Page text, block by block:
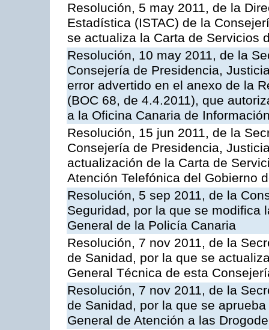
Resolución, 5 may 2011, de la
Estadística (ISTAC) de la
se actualiza la Carta de Servicios
Resolución, 10 may 2011, de la
Consejería de Presidencia,
error advertido en el anexo de la
(BOC 68, de 4.4.2011), que
a la Oficina Canaria de
Resolución, 15 jun 2011, de la
Consejería de Presidencia,
actualización de la Carta de
Atención Telefónica del Gobierno
Resolución, 5 sep 2011, de la
Seguridad, por la que se modifica
General de la Policía Canaria
Resolución, 7 nov 2011, de la
de Sanidad, por la que se
General Técnica de esta
Resolución, 7 nov 2011, de la
de Sanidad, por la que se
General de Atención a las